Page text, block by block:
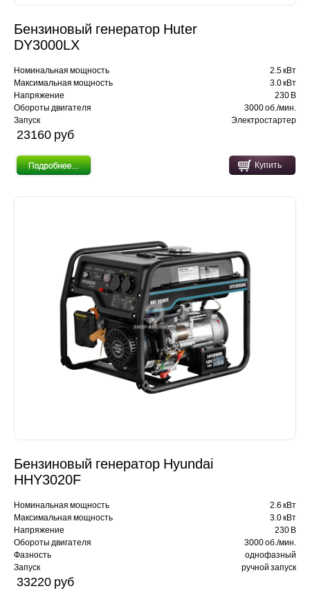
Бензиновый генератор Huter
DY3000LX
Номинальная мощность
2.5 кВт
Максимальная мощность
3.0 кВт
Напряжение
230 В
Обороты двигателя
3000 об./мин.
Запуск
Электростартер
23160 pуб
Купить
Бензиновый генератор Hyundai
HHY3020F
Номинальная мощность
2.6 кВт
Максимальная мощность
3.0 кВт
Напряжение
230 В
Обороты двигателя
3000 об./мин.
Фазность
однофазный
Запуск
ручной запуск
33220 pуб